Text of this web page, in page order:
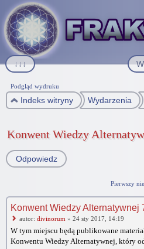
↓↓↓
Podgląd wydruku
Indeks witryny Wydarzenia
Konwent Wiedzy
Odpowiedz
Pierwszy
Konwent Wiedzy Alternatywnej
autor: divinorum » 24 sty 2017, 14:19
W tym miejscu będą publikowane
Konwentu Wiedzy Alternatywnej, który